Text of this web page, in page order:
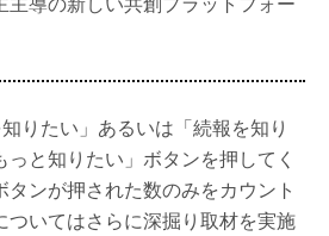
りたい」あるいは「続報を知り
と知りたい」ボタンを押してく
ンが押された数のみをカウント
ついてはさらに深掘り取材を実施